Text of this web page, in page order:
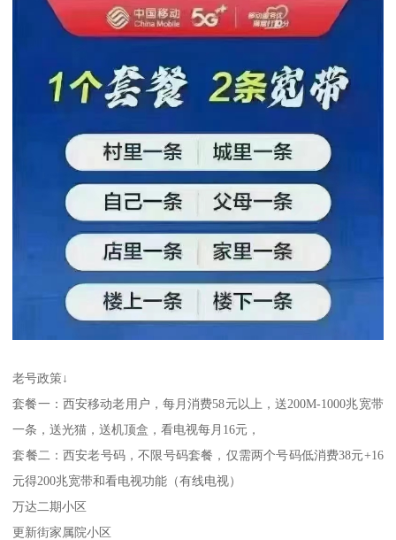
老号政策↓
套餐一：西安移动老用户，每月消费58元以上，送200M-1000兆宽带
一条，送光猫，送机顶盒，看电视每月16元，
套餐二：西安老号码，不限号码套餐，仅需两个号码低消费38元+16
元得200兆宽带和看电视功能（有线电视）
万达二期小区
更新街家属院小区